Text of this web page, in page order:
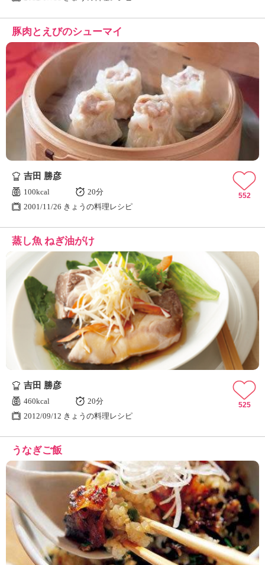
豚肉とえびのシューマイ
吉田 勝彦
100kcal
20分
2001/11/26 きょうの料理レシピ
552
蒸し魚 ねぎ油がけ
吉田 勝彦
460kcal
20分
2012/09/12 きょうの料理レシピ
525
うなぎご飯